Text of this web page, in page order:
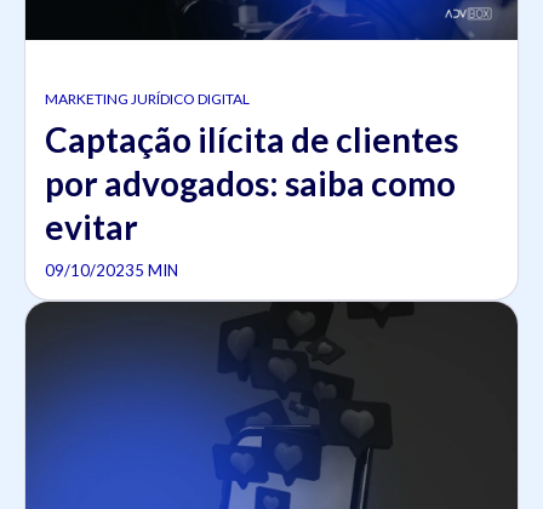
MARKETING JURÍDICO DIGITAL
Captação ilícita de clientes
por advogados: saiba como
evitar
09/10/20235 MIN